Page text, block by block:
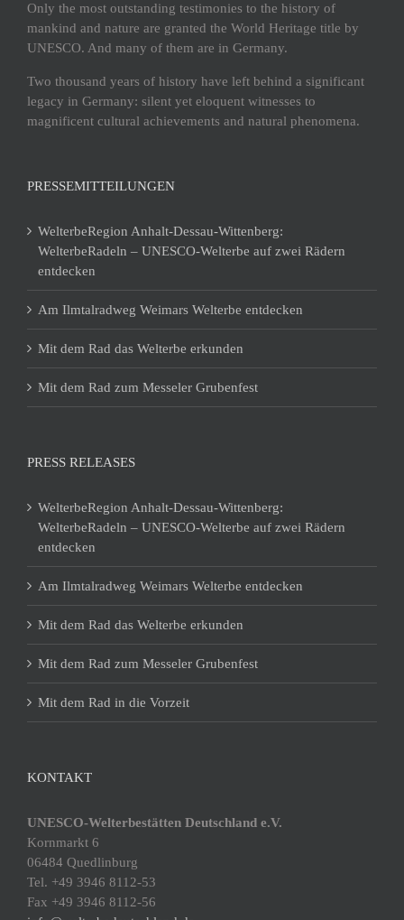
Only the most outstanding testimonies to the history of
mankind and nature are granted the World Heritage title by
UNESCO. And many of them are in Germany.
Two thousand years of history have left behind a significant
legacy in Germany: silent yet eloquent witnesses to
magnificent cultural achievements and natural phenomena.
PRESSEMITTEILUNGEN
WelterbeRegion Anhalt-Dessau-Wittenberg:
WelterbeRadeln – UNESCO-Welterbe auf zwei Rädern
entdecken
Am Ilmtalradweg Weimars Welterbe entdecken
Mit dem Rad das Welterbe erkunden
Mit dem Rad zum Messeler Grubenfest
PRESS RELEASES
WelterbeRegion Anhalt-Dessau-Wittenberg:
WelterbeRadeln – UNESCO-Welterbe auf zwei Rädern
entdecken
Am Ilmtalradweg Weimars Welterbe entdecken
Mit dem Rad das Welterbe erkunden
Mit dem Rad zum Messeler Grubenfest
Mit dem Rad in die Vorzeit
KONTAKT
UNESCO-Welterbestätten Deutschland e.V.
Kornmarkt 6
06484 Quedlinburg
Tel. +49 3946 8112-53
Fax +49 3946 8112-56